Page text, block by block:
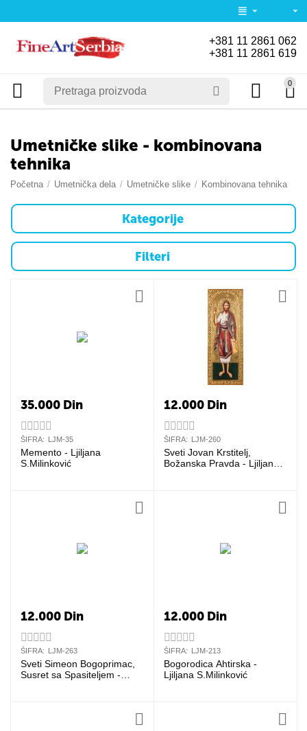
+381 11 2861 062
+381 11 2861 619
0
Umetničke slike - kombinovana
tehnika
Početna / Umetnička dela / Umetničke slike / Kombinovana tehnika
Kategorije
Filteri
35.000 Din
ŠIFRA: LJM-35
Memento - Ljiljana
S.Milinković
12.000 Din
ŠIFRA: LJM-260
Sveti Jovan Krstitelj,
Božanska Pravda - Ljiljana
12.000 Din
ŠIFRA: LJM-263
Sveti Simeon Bogoprimac,
Susret sa Spasiteljem -
12.000 Din
ŠIFRA: LJM-213
Bogorodica Ahtirska -
Ljiljana S.Milinković